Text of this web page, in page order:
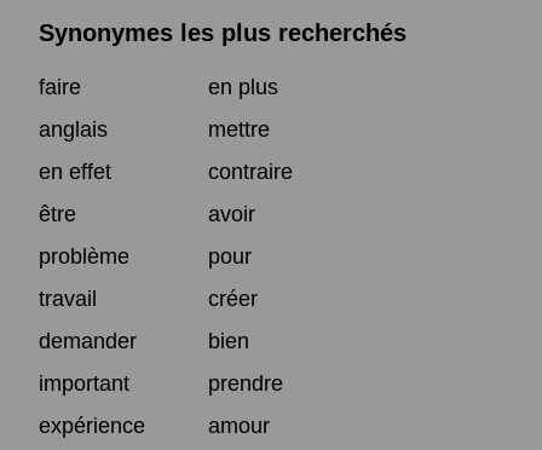
Synonymes les plus recherchés
faire
en plus
anglais
mettre
en effet
contraire
être
avoir
problème
pour
travail
créer
demander
bien
important
prendre
expérience
amour